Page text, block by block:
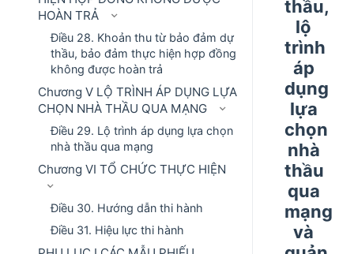
HOÀN TRẢ
Điều 28. Khoản thu từ bảo đảm dự
thầu, bảo đảm thực hiện hợp đồng
không được hoàn trả
Chương V LỘ TRÌNH ÁP DỤNG LỰA
CHỌN NHÀ THẦU QUA MẠNG
Điều 29. Lộ trình áp dụng lựa chọn
nhà thầu qua mạng
Chương VI TỔ CHỨC THỰC HIỆN
Điều 30. Hướng dẫn thi hành
Điều 31. Hiệu lực thi hành
thầu,
lộ
trình
áp
dụng
lựa
chọn
nhà
thầu
qua
mạng
và